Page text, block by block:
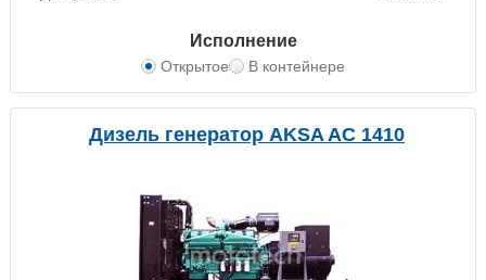
Исполнение
Открытое В контейнере
Дизель генератор AKSA AC 1410